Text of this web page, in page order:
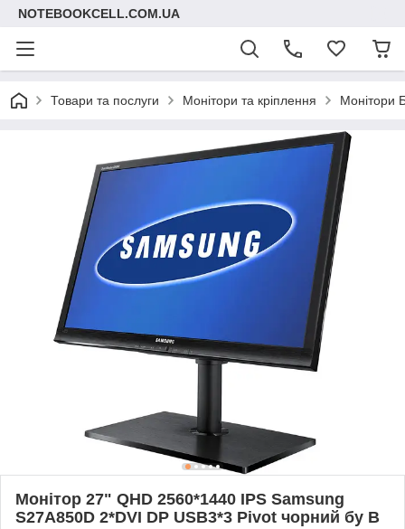
NOTEBOOKCELL.COM.UA
Товари та послуги Монітори та кріплення Монітори
Монітор 27" QHD 2560*1440 IPS Samsung
S27A850D 2*DVI DP USB3*3 Pivot чорний бу В